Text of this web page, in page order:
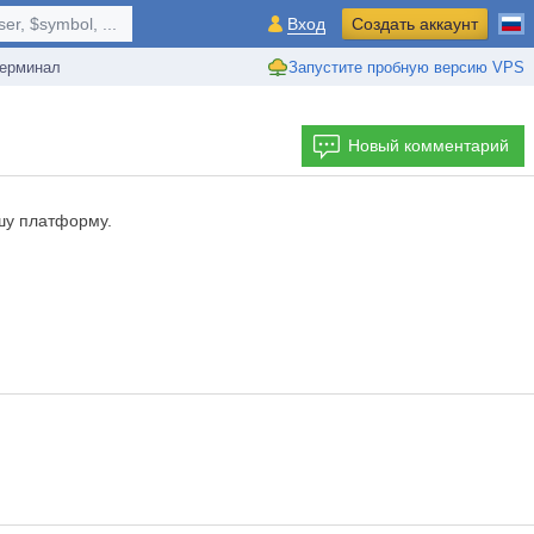
Запустите пробную версию VPS
$symbol, ... Вход Создать аккаунт
Новый комментарий
платформу.